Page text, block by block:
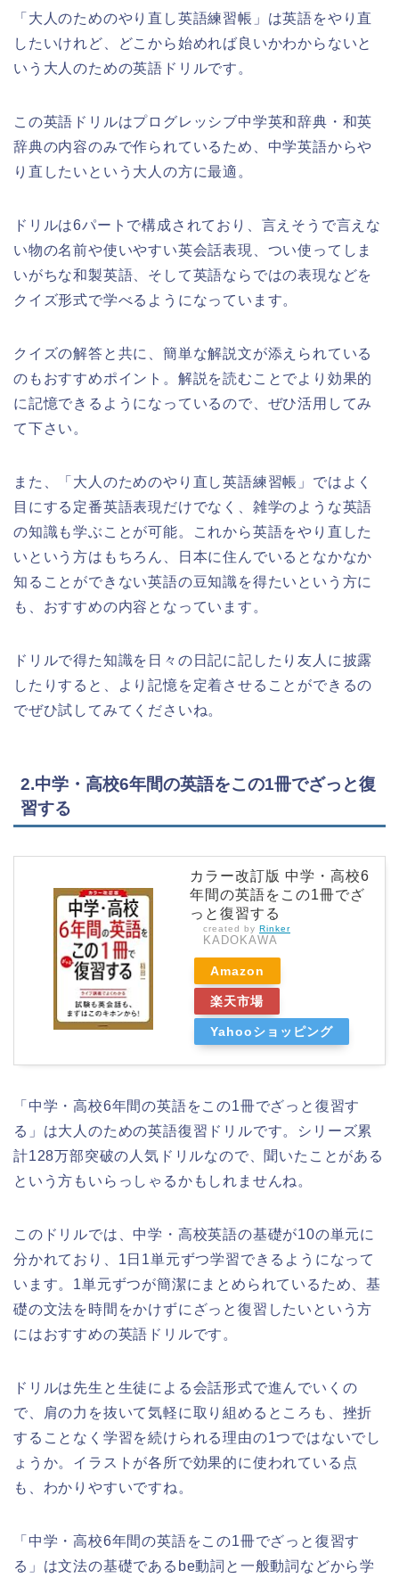
「大人のためのやり直し英語練習帳」は英語をやり直
したいけれど、どこから始めれば良いかわからないと
いう大人のための英語ドリルです。
この英語ドリルはプログレッシブ中学英和辞典・和英
辞典の内容のみで作られているため、中学英語からや
り直したいという大人の方に最適。
ドリルは6パートで構成されており、言えそうで言えな
い物の名前や使いやすい英会話表現、つい使ってしま
いがちな和製英語、そして英語ならではの表現などを
クイズ形式で学べるようになっています。
クイズの解答と共に、簡単な解説文が添えられている
のもおすすめポイント。解説を読むことでより効果的
に記憶できるようになっているので、ぜひ活用してみ
て下さい。
また、「大人のためのやり直し英語練習帳」ではよく
目にする定番英語表現だけでなく、雑学のような英語
の知識も学ぶことが可能。これから英語をやり直した
いという方はもちろん、日本に住んでいるとなかなか
知ることができない英語の豆知識を得たいという方に
も、おすすめの内容となっています。
ドリルで得た知識を日々の日記に記したり友人に披露
したりすると、より記憶を定着させることができるの
でぜひ試してみてくださいね。
2.中学・高校6年間の英語をこの1冊でざっと復
習する
カラー改訂版 中学・高校6
年間の英語をこの1冊でざ
っと復習する
created by Rinker
KADOKAWA
Amazon
楽天市場
Yahooショッピング
「中学・高校6年間の英語をこの1冊でざっと復習す
る」は大人のための英語復習ドリルです。シリーズ累
計128万部突破の人気ドリルなので、聞いたことがある
という方もいらっしゃるかもしれませんね。
このドリルでは、中学・高校英語の基礎が10の単元に
分かれており、1日1単元ずつ学習できるようになって
います。1単元ずつが簡潔にまとめられているため、基
礎の文法を時間をかけずにざっと復習したいという方
にはおすすめの英語ドリルです。
ドリルは先生と生徒による会話形式で進んでいくの
で、肩の力を抜いて気軽に取り組めるところも、挫折
することなく学習を続けられる理由の1つではないでし
ょうか。イラストが各所で効果的に使われている点
も、わかりやすいですね。
「中学・高校6年間の英語をこの1冊でざっと復習す
る」は文法の基礎であるbe動詞と一般動詞などから学